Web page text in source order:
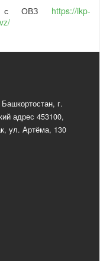
с ОВЗ https://ikp-
г.
адрес 453100,
ул. Артёма, 130